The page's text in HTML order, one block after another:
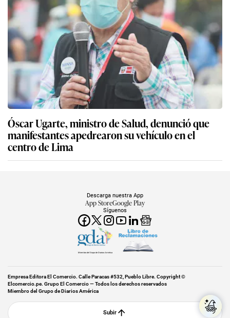
Óscar Ugarte, ministro de Salud, denunció que
manifestantes apedrearon su vehículo en el
centro de Lima
Síguenos
Descarga nuestra App
App StoreGoogle Play
Miembro del Grupo de Diarios América
Empresa Editora El Comercio. Calle Paracas #532, Pueblo Libre. Copyright ©
Elcomercio.pe. Grupo El Comercio — Todos los derechos reservados
Miembro del Grupo de Diarios América
Subir